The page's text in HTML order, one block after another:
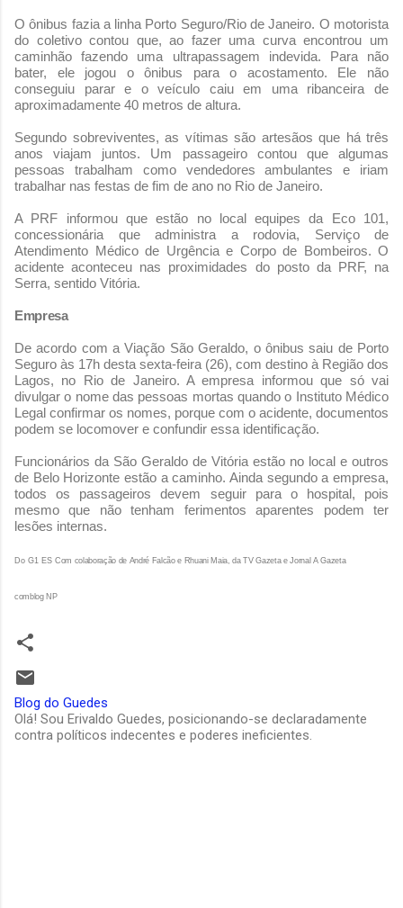
O ônibus fazia a linha Porto Seguro/Rio de Janeiro. O motorista
do coletivo contou que, ao fazer uma curva encontrou um
caminhão fazendo uma ultrapassagem indevida. Para não
bater, ele jogou o ônibus para o acostamento. Ele não
conseguiu parar e o veículo caiu em uma ribanceira de
aproximadamente 40 metros de altura.
Segundo sobreviventes, as vítimas são artesãos que há três
anos viajam juntos. Um passageiro contou que algumas
pessoas trabalham como vendedores ambulantes e iriam
trabalhar nas festas de fim de ano no Rio de Janeiro.
A PRF informou que estão no local equipes da Eco 101,
concessionária que administra a rodovia, Serviço de
Atendimento Médico de Urgência e Corpo de Bombeiros. O
acidente aconteceu nas proximidades do posto da PRF, na
Serra, sentido Vitória.
Empresa
De acordo com a Viação São Geraldo, o ônibus saiu de Porto
Seguro às 17h desta sexta-feira (26), com destino à Região dos
Lagos, no Rio de Janeiro. A empresa informou que só vai
divulgar o nome das pessoas mortas quando o Instituto Médico
Legal confirmar os nomes, porque com o acidente, documentos
podem se locomover e confundir essa identificação.
Funcionários da São Geraldo de Vitória estão no local e outros
de Belo Horizonte estão a caminho. Ainda segundo a empresa,
todos os passageiros devem seguir para o hospital, pois
mesmo que não tenham ferimentos aparentes podem ter
lesões internas.
Do G1 ES Com colaboração de André Falcão e Rhuani Maia, da TV Gazeta e Jornal A Gazeta
comblog NP
Blog do Guedes
Olá! Sou Erivaldo Guedes, posicionando-se declaradamente
contra políticos indecentes e poderes ineficientes.